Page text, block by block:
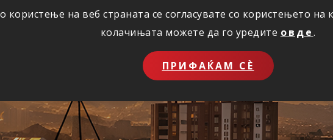
на веб страната се согласувате со користењето
колачињата можете да го уредите овде.
ПРИФАЌАМ СЀ
преку